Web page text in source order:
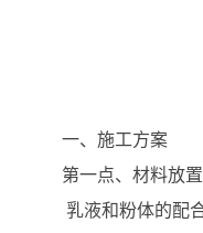
一、施工方案
第一点、材料放
乳液和粉体的配合